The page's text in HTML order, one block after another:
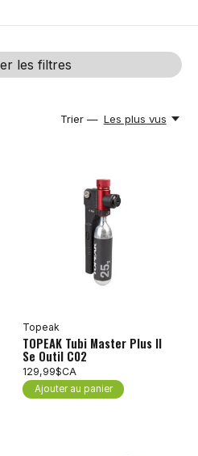
les filtres
Trier — Les plus vus
Topeak
TOPEAK Tubi Master Plus II
Se Outil C02
129,99$CA
Ajouter au panier